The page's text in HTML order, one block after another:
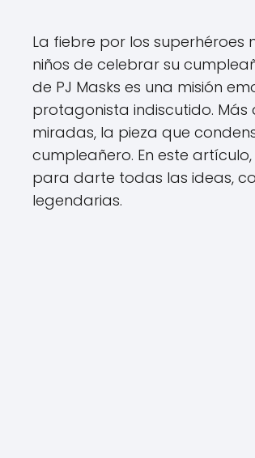
La fiebre por los
niños de celebrar su
de PJ Masks es una misión
protagonista indiscutido. Más
miradas, la pieza que
cumpleañero. En este
para darte todas las ideas,
legendarias.